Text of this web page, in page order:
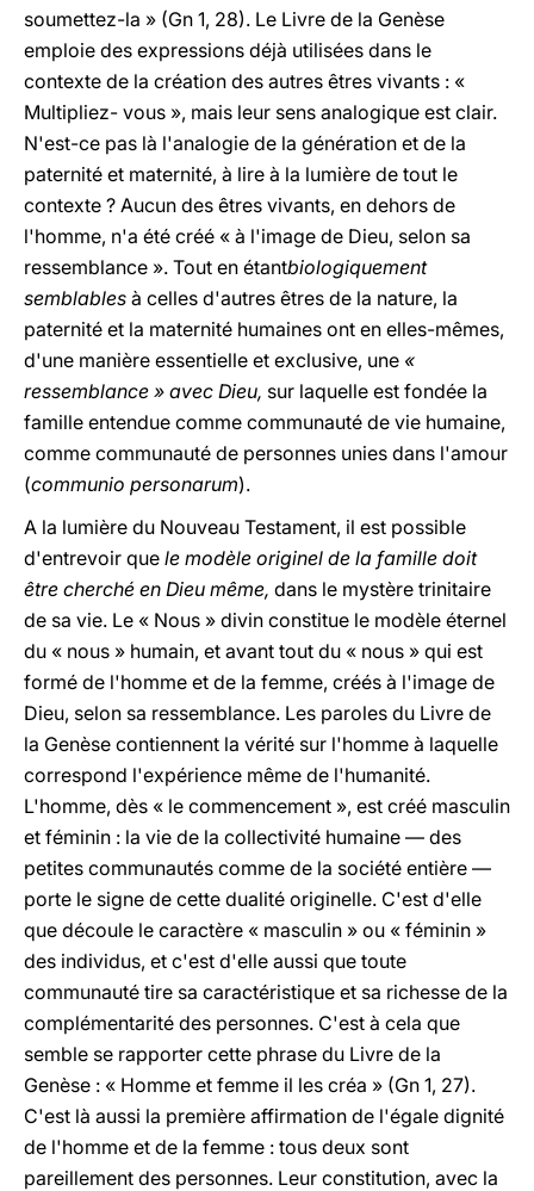
soumettez-la » (Gn 1, 28). Le Livre de la Genèse
emploie des expressions déjà utilisées dans le
contexte de la création des autres êtres vivants : «
Multipliez- vous », mais leur sens analogique est clair.
N'est-ce pas là l'analogie de la génération et de la
paternité et maternité, à lire à la lumière de tout le
contexte ? Aucun des êtres vivants, en dehors de
l'homme, n'a été créé « à l'image de Dieu, selon sa
ressemblance ». Tout en étantbiologiquement
semblables à celles d'autres êtres de la nature, la
paternité et la maternité humaines ont en elles-mêmes,
d'une manière essentielle et exclusive, une «
ressemblance » avec Dieu, sur laquelle est fondée la
famille entendue comme communauté de vie humaine,
comme communauté de personnes unies dans l'amour
(communio personarum).
A la lumière du Nouveau Testament, il est possible
d'entrevoir que le modèle originel de la famille doit
être cherché en Dieu même, dans le mystère trinitaire
de sa vie. Le « Nous » divin constitue le modèle éternel
du « nous » humain, et avant tout du « nous » qui est
formé de l'homme et de la femme, créés à l'image de
Dieu, selon sa ressemblance. Les paroles du Livre de
la Genèse contiennent la vérité sur l'homme à laquelle
correspond l'expérience même de l'humanité.
L'homme, dès « le commencement », est créé masculin
et féminin : la vie de la collectivité humaine — des
petites communautés comme de la société entière —
porte le signe de cette dualité originelle. C'est d'elle
que découle le caractère « masculin » ou « féminin »
des individus, et c'est d'elle aussi que toute
communauté tire sa caractéristique et sa richesse de la
complémentarité des personnes. C'est à cela que
semble se rapporter cette phrase du Livre de la
Genèse : « Homme et femme il les créa » (Gn 1, 27).
C'est là aussi la première affirmation de l'égale dignité
de l'homme et de la femme : tous deux sont
pareillement des personnes. Leur constitution, avec la